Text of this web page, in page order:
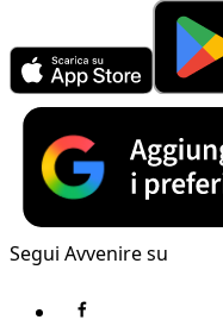
Segui Avvenire su